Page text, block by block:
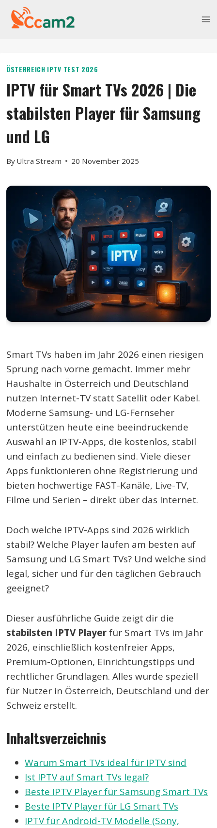
Skip
ÖSTERREICH IPTV TEST 2026
IPTV für Smart TVs 2026 | Die
stabilsten Player für Samsung
und LG
By Ultra Stream 20 November 2025
Smart TVs haben im Jahr 2026 einen riesigen
Sprung nach vorne gemacht. Immer mehr
Haushalte in Österreich und Deutschland
nutzen Internet-TV statt Satellit oder Kabel.
Moderne Samsung- und LG-Fernseher
unterstützen heute eine beeindruckende
Auswahl an IPTV-Apps, die kostenlos, stabil
und einfach zu bedienen sind. Viele dieser
Apps funktionieren ohne Registrierung und
bieten hochwertige FAST-Kanäle, Live-TV,
Filme und Serien – direkt über das Internet.
Doch welche IPTV-Apps sind 2026 wirklich
stabil? Welche Player laufen am besten auf
Samsung und LG Smart TVs? Und welche sind
legal, sicher und für den täglichen Gebrauch
geeignet?
Dieser ausführliche Guide zeigt dir die
stabilsten IPTV Playerfür Smart TVs im Jahr
2026, einschließlich kostenfreier Apps,
Premium-Optionen, Einrichtungstipps und
rechtlicher Grundlagen. Alles wurde speziell
für Nutzer in Österreich, Deutschland und der
Schweiz erstellt.
Inhaltsverzeichnis
Warum Smart TVs ideal für IPTV sind
Ist IPTV auf Smart TVs legal?
Beste IPTV Player für Samsung Smart TVs
Beste IPTV Player für LG Smart TVs
IPTV für Android-TV Modelle (Sony,